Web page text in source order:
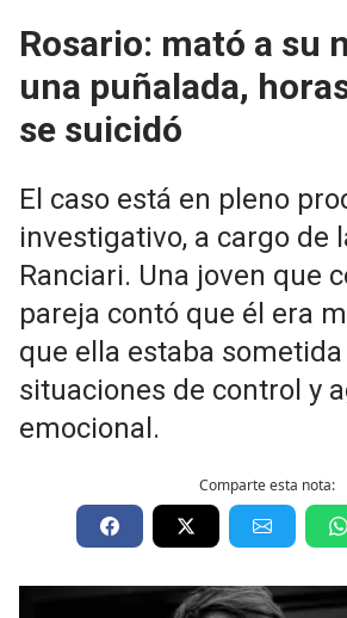
Rosario: mató a su
una puñalada,
se suicidó
El caso está en pleno
investigativo, a cargo de
Ranciari. Una joven que
pareja contó que él era
que ella estaba sometida
situaciones de control y
emocional.
Comparte esta nota: